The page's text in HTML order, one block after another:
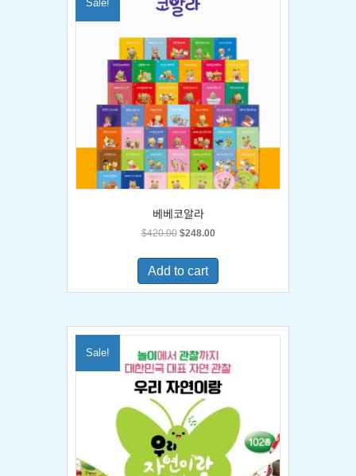
Sale!
베베코알라
$420.00 Original
was:
$420.00.
$248.00Current
is:
Add to cart
Sale!